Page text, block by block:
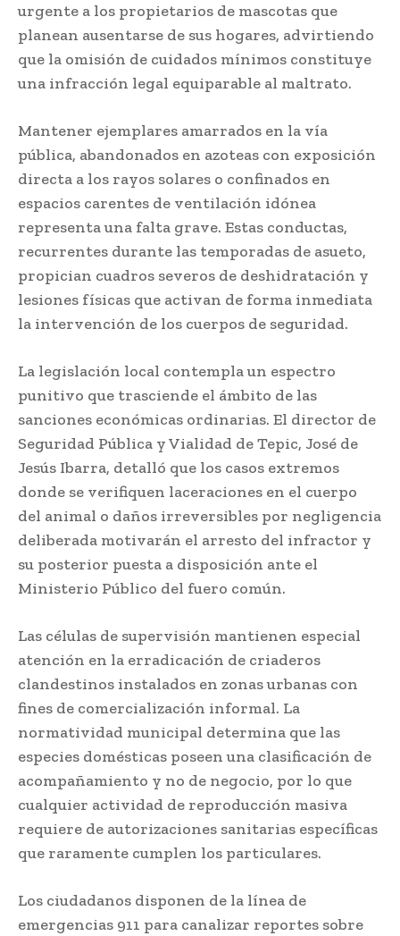
urgente a los propietarios de mascotas que
planean ausentarse de sus hogares, advirtiendo
que la omisión de cuidados mínimos constituye
una infracción legal equiparable al maltrato.
Mantener ejemplares amarrados en la vía
pública, abandonados en azoteas con exposición
directa a los rayos solares o confinados en
espacios carentes de ventilación idónea
representa una falta grave. Estas conductas,
recurrentes durante las temporadas de asueto,
propician cuadros severos de deshidratación y
lesiones físicas que activan de forma inmediata
la intervención de los cuerpos de seguridad.
La legislación local contempla un espectro
punitivo que trasciende el ámbito de las
sanciones económicas ordinarias. El director de
Seguridad Pública y Vialidad de Tepic, José de
Jesús Ibarra, detalló que los casos extremos
donde se verifiquen laceraciones en el cuerpo
del animal o daños irreversibles por negligencia
deliberada motivarán el arresto del infractor y
su posterior puesta a disposición ante el
Ministerio Público del fuero común.
Las células de supervisión mantienen especial
atención en la erradicación de criaderos
clandestinos instalados en zonas urbanas con
fines de comercialización informal. La
normatividad municipal determina que las
especies domésticas poseen una clasificación de
acompañamiento y no de negocio, por lo que
cualquier actividad de reproducción masiva
requiere de autorizaciones sanitarias específicas
que raramente cumplen los particulares.
Los ciudadanos disponen de la línea de
emergencias 911 para canalizar reportes sobre